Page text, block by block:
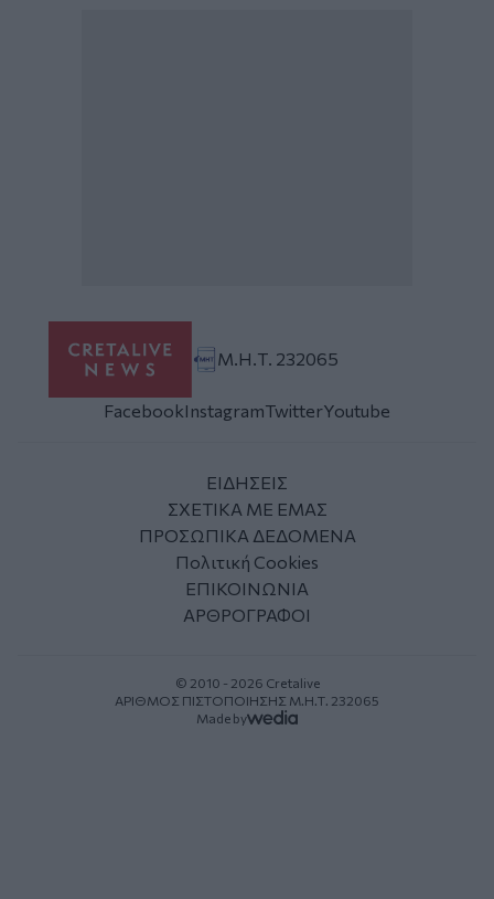
Μ.Η.Τ. 232065
FacebookInstagramTwitterYoutube
ΕΙΔΗΣΕΙΣ
ΣΧΕΤΙΚΑ ΜΕ ΕΜΑΣ
ΠΡΟΣΩΠΙΚΑ ΔΕΔΟΜΕΝΑ
Πολιτική Cookies
ΕΠΙΚΟΙΝΩΝΙΑ
ΑΡΘΡΟΓΡΑΦΟΙ
© 2010 - 2026 Cretalive
ΑΡΙΘΜΟΣ ΠΙΣΤΟΠΟΙΗΣΗΣ Μ.Η.Τ. 232065
Made by